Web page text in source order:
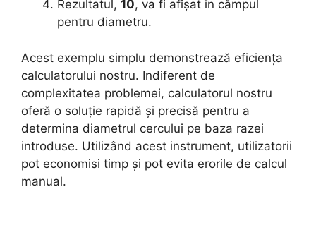
Rezultatul, 10, va fi afișat în câmpul
pentru diametru.
Acest exemplu simplu demonstrează eficiența
calculatorului nostru. Indiferent de
complexitatea problemei, calculatorul nostru
oferă o soluție rapidă și precisă pentru a
determina diametrul cercului pe baza razei
introduse. Utilizând acest instrument, utilizatorii
pot economisi timp și pot evita erorile de calcul
manual.